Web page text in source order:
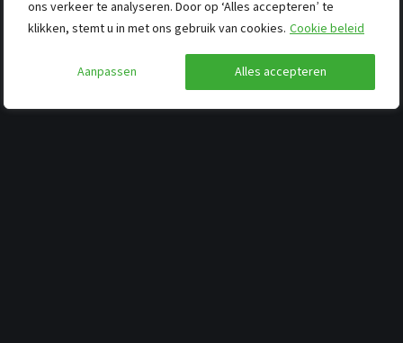
ons verkeer te analyseren. Door op ‘Alles accepteren’ te
klikken, stemt u in met ons gebruik van cookies. Cookie beleid
Aanpassen Alles accepteren